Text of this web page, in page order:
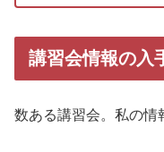
講習会情報の入
数ある講習会。私の情